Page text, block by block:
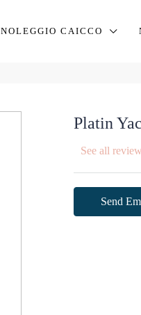
NOLEGGIO CAICCO
Platin
See all
Send